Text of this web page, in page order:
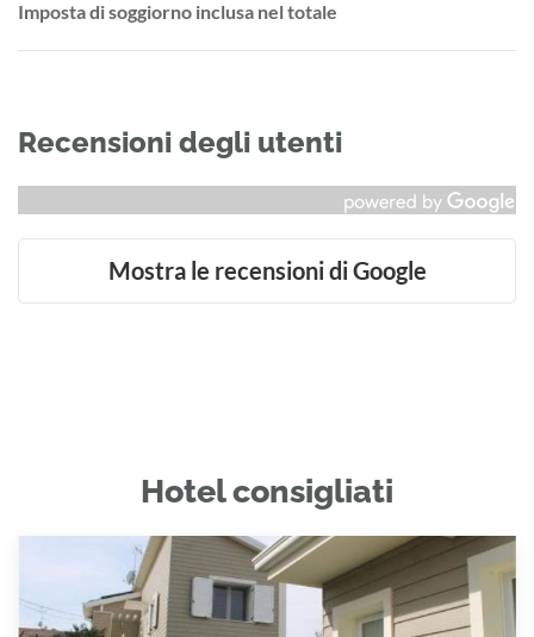
Imposta di soggiorno inclusa nel totale
Recensioni degli utenti
Mostra le recensioni di Google
Hotel consigliati